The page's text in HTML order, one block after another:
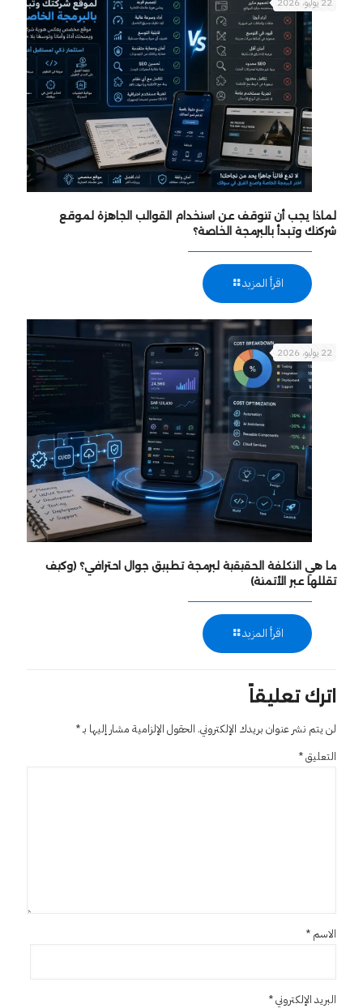
لماذا يجب أن تتوقف عن استخدام القوالب الجاهزة لموقع
شركتك وتبدأ بالبرمجة الخاصة؟
اقرأ المزيد
22 يوليو، 2026
ما هي التكلفة الحقيقية لبرمجة تطبيق جوال احترافي؟ (وكيف
تقللها عبر الأتمتة)
اقرأ المزيد
اترك تعليقاً
لن يتم نشر عنوان بريدك الإلكتروني. الحقول الإلزامية مشار إليها بـ*
التعليق*
الاسم *
البريد الإلكتروني*